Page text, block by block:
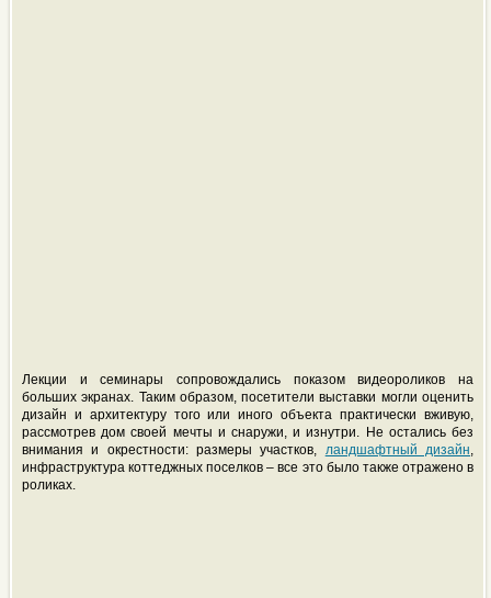
Лекции и семинары сопровождались показом видеороликов на
больших экранах. Таким образом, посетители выставки могли оценить
дизайн и архитектуру того или иного объекта практически вживую,
рассмотрев дом своей мечты и снаружи, и изнутри. Не остались без
внимания и окрестности: размеры участков, ландшафтный дизайн,
инфраструктура коттеджных поселков – все это было также отражено в
роликах.